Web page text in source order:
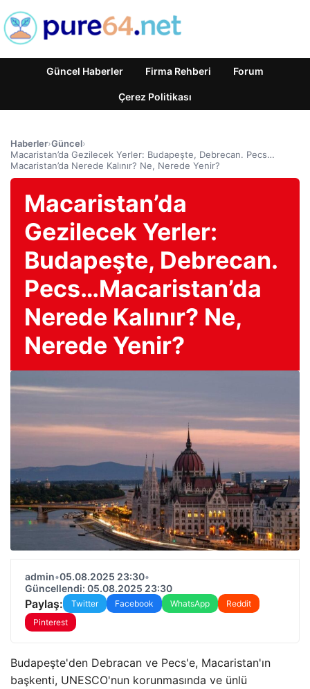
Güncel Haberler Firma Rehberi Forum
Çerez Politikası
Haberler›Güncel›
Macaristan’da Gezilecek Yerler: Budapeşte, Debrecan. Pecs…
Macaristan’da Nerede Kalınır? Ne, Nerede Yenir?
Macaristan’da
Gezilecek Yerler:
Budapeşte, Debrecan.
Pecs…Macaristan’da
Nerede Kalınır? Ne,
Nerede Yenir?
admin•05.08.2025 23:30•
Güncellendi: 05.08.2025 23:30
Paylaş: Twitter Facebook WhatsApp
Reddit
Pinterest
Budapeşte'den Debracan ve Pecs'e, Macaristan'ın
başkenti, UNESCO'nun korunmasında ve ünlü